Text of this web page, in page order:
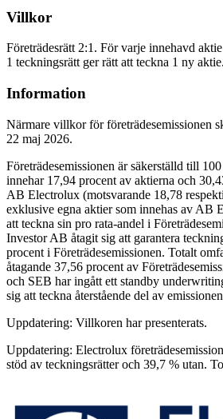
Villkor
Företrädesrätt 2:1. För varje innehavd
1 teckningsrätt ger rätt att teckna 1 ny aktie.
Information
Närmare villkor för företrädesemissionen
22 maj 2026.
Företrädesemissionen är säkerställd till
innehar 17,94 procent av aktierna och
AB Electrolux (motsvarande 18,78
exklusive egna aktier som innehas av AB
att teckna sin pro rata-andel i
Investor AB åtagit sig att garantera
procent i Företrädesemissionen. Totalt
åtagande 37,56 procent av
och SEB har ingått ett standby
sig att teckna återstående del av
Uppdatering: Villkoren har presenterats.
Uppdatering: Electrolux
stöd av teckningsrätter och 39,7 % utan.